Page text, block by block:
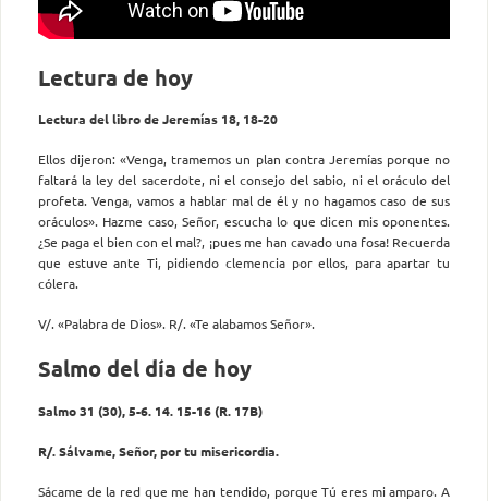
Lectura de hoy
Lectura del libro de Jeremías 18, 18-20
Ellos dijeron: «Venga, tramemos un plan contra Jeremías porque no
faltará la ley del sacerdote, ni el consejo del sabio, ni el oráculo del
profeta. Venga, vamos a hablar mal de él y no hagamos caso de sus
oráculos». Hazme caso, Señor, escucha lo que dicen mis oponentes.
¿Se paga el bien con el mal?, ¡pues me han cavado una fosa! Recuerda
que estuve ante Ti, pidiendo clemencia por ellos, para apartar tu
cólera.
V/. «Palabra de Dios». R/. «Te alabamos Señor».
Salmo del día de hoy
Salmo 31 (30), 5-6. 14. 15-16 (R. 17B)
R/. Sálvame, Señor, por tu misericordia.
Sácame de la red que me han tendido, porque Tú eres mi amparo. A